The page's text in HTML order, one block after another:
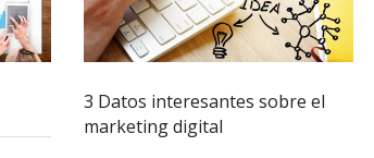
3 Datos interesantes sobre el
marketing digital